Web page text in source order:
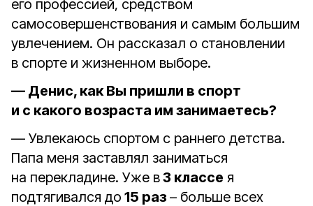
его профессией, средством
самосовершенствования и самым большим
увлечением. Он рассказал о становлении
в спорте и жизненном выборе.
— Денис, как Вы пришли в спорт
и с какого возраста им занимаетесь?
— Увлекаюсь спортом с раннего детства.
Папа меня заставлял заниматься
на перекладине. Уже в3 классе я
подтягивался до 15 раз – больше всех